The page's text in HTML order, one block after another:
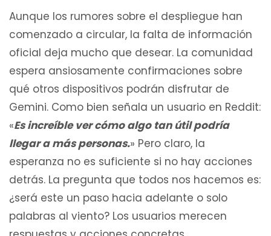
Aunque los rumores sobre el despliegue han
comenzado a circular, la falta de información
oficial deja mucho que desear. La comunidad
espera ansiosamente confirmaciones sobre
qué otros dispositivos podrán disfrutar de
Gemini. Como bien señala un usuario en Reddit:
«Es increíble ver cómo algo tan útil podría
llegar a más personas.» Pero claro, la
esperanza no es suficiente si no hay acciones
detrás. La pregunta que todos nos hacemos es:
¿será este un paso hacia adelante o solo
palabras al viento? Los usuarios merecen